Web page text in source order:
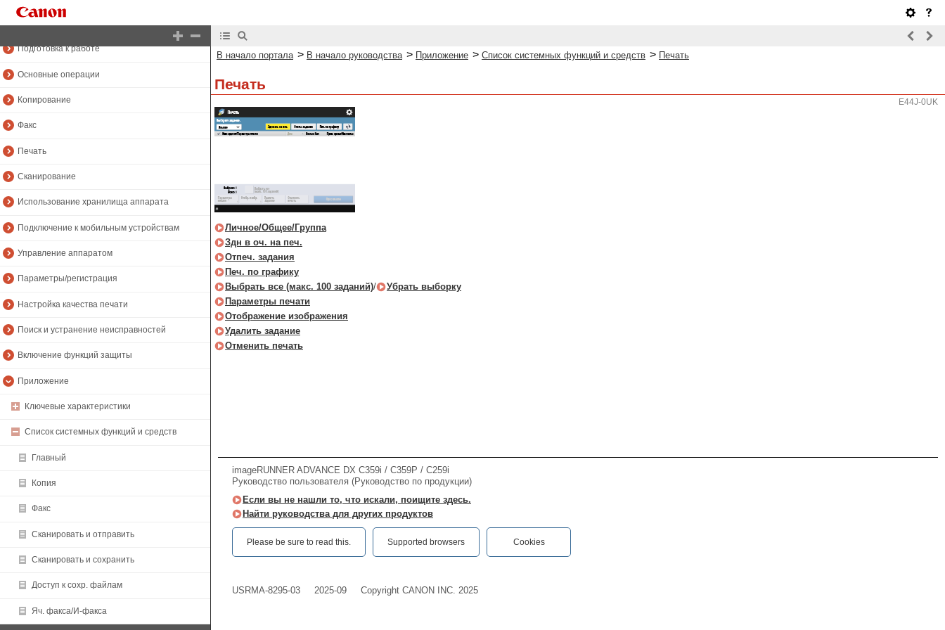
Знакомство с аппаратом
Подготовка к работе
Основные операции
Копирование
Факс
Печать
Сканирование
Использование хранилища аппарата
Подключение к мобильным устройствам
Управление аппаратом
Параметры/регистрация
Настройка качества печати
Поиск и устранение неисправностей
Включение функций защиты
Приложение
Ключевые характеристики
Список системных функций и средств
Главный
Копия
Факс
Сканировать и отправить
Сканировать и сохранить
Доступ к сохр. файлам
Яч. факса/И-факса
В начало портала > В начало руководства > Приложение > Список системных функций и средств > Печать
Печать
E44J-0UK
Личное/Общее/Группа
Здн в оч. на печ.
Отпеч. задания
Печ. по графику
Выбрать все (макс. 100 заданий)/
Убрать выборку
Параметры печати
Отображение изображения
Удалить задание
Отменить печать
imageRUNNER ADVANCE DX C359i / C359P / C259i
Руководство пользователя (Руководство по продукции)
Если вы не нашли то, что искали, поищите здесь.
Найти руководства для других продуктов
Please be sure to read this.‎ Supported browsers Cookies
USRMA-8295-03 2025-09 Copyright CANON INC. 2025